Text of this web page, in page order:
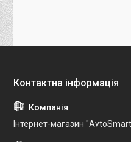
Інтернет-магазин